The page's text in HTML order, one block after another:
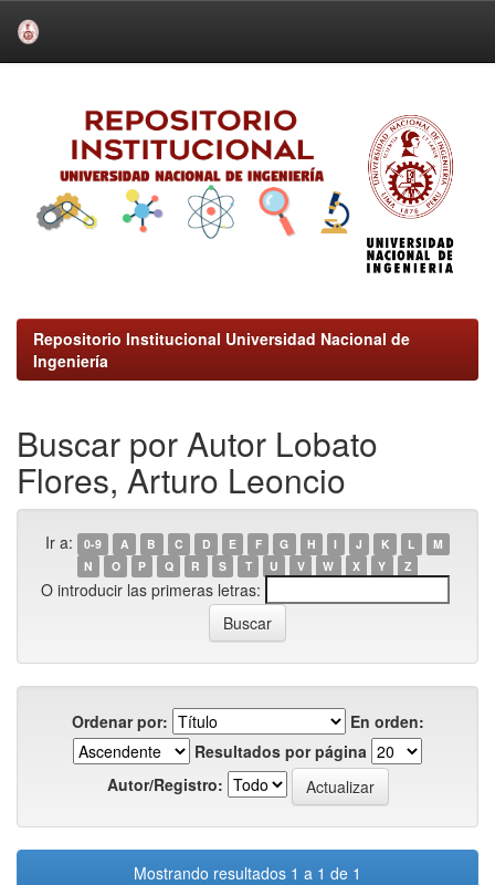
Repositorio Institucional Universidad Nacional de
Ingeniería
Buscar por Autor Lobato
Flores, Arturo Leoncio
Ir a: 0-9 A B C D E F G H I J K L
M
N
O P Q R S T U V W X Y Z
O introducir las primeras letras:
Ordenar por:
En orden:
Resultados por página
Autor/Registro:
Mostrando resultados 1 a 1 de 1